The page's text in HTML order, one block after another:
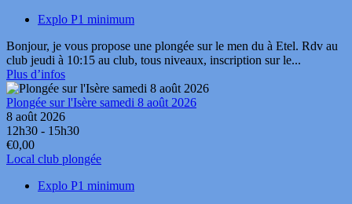
Explo P1 minimum
Bonjour, je vous propose une plongée sur le men du à Etel. Rdv au
club jeudi à 10:15 au club, tous niveaux, inscription sur le...
Plus d’infos
Plongée sur l'Isère samedi 8 août 2026
8 août 2026
12h30 - 15h30
€0,00
Local club plongée
Explo P1 minimum